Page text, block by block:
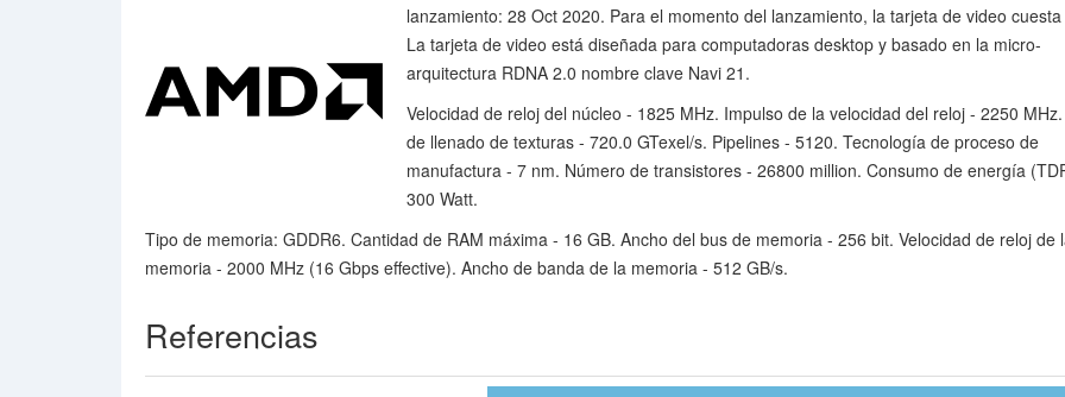
lanzamiento: 28 Oct 2020. Para el momento del lanzamiento, la tarjeta de video
La tarjeta de video está diseñada para computadoras desktop y basado en la micro-
arquitectura RDNA 2.0 nombre clave Navi 21.
Velocidad de reloj del núcleo - 1825 MHz. Impulso de la velocidad del reloj - 2250
de llenado de texturas - 720.0 GTexel/s. Pipelines - 5120. Tecnología de proceso de
manufactura - 7 nm. Número de transistores - 26800 million. Consumo de energía
300 Watt.
Tipo de memoria: GDDR6. Cantidad de RAM máxima - 16 GB. Ancho del bus de memoria - 256 bit. Velocidad de reloj de
memoria - 2000 MHz (16 Gbps effective). Ancho de banda de la memoria - 512 GB/s.
Referencias